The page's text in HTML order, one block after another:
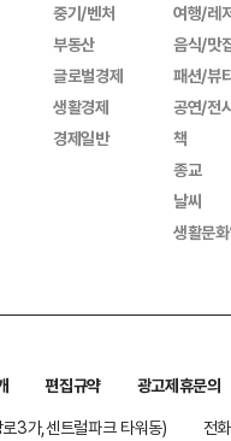
중기/벤처
부동산
글로벌경제
생활경제
경제일반
여행/레
음식/맛
패션/뷰
공연/전
책
종교
날씨
생활문
편집규약
광고제휴문의
3가,센트럴파크 타워동)
전